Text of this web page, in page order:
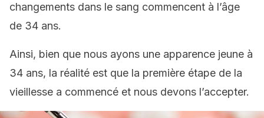
changements dans le sang commencent à l’âge
de 34 ans.
Ainsi, bien que nous ayons une apparence jeune à
34 ans, la réalité est que la première étape de la
vieillesse a commencé et nous devons l’accepter.